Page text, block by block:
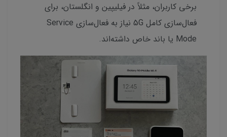
برخی کاربران، مثلاً در فیلیپین و انگلستان، برای
فعال‌سازی کامل 5G نیاز به فعال‌سازی Service
Mode یا باند خاص داشته‌اند.